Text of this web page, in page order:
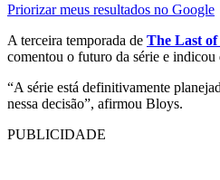
Priorizar meus resultados no Google
A terceira temporada de The Last of
comentou o futuro da série e indicou
“A série está definitivamente
nessa decisão”, afirmou Bloys.
PUBLICIDADE